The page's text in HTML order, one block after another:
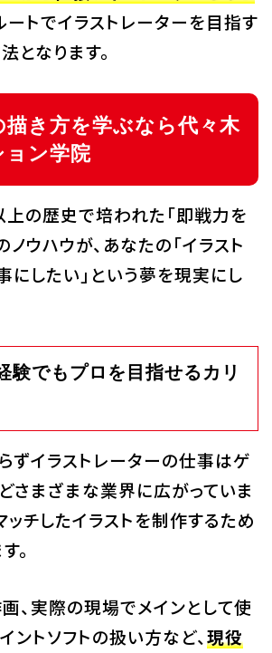
ートでイラストレーターを目指す
となります。
き方を学ぶなら代々木
ョン学院
の歴史で培われた「即戦力を
ウハウが、あなたの「イラスト
にしたい」という夢を現実にし
験でもプロを目指せるカリ
ずイラストレーターの仕事はゲ
さまざまな業界に広がっていま
ッチしたイラストを制作するため
。
、実際の現場でメインとして使
ントソフトの扱い方など、現役